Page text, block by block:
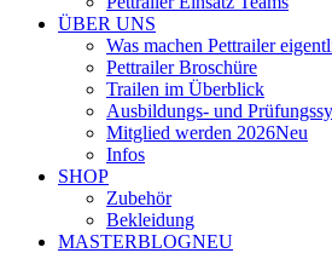
ÜBER UNS
Was machen Pettrailer
Pettrailer Broschüre
Trailen im Überblick
Ausbildungs- und
Mitglied werden 2026Neu
Infos
SHOP
Zubehör
Bekleidung
MASTERBLOGNEU